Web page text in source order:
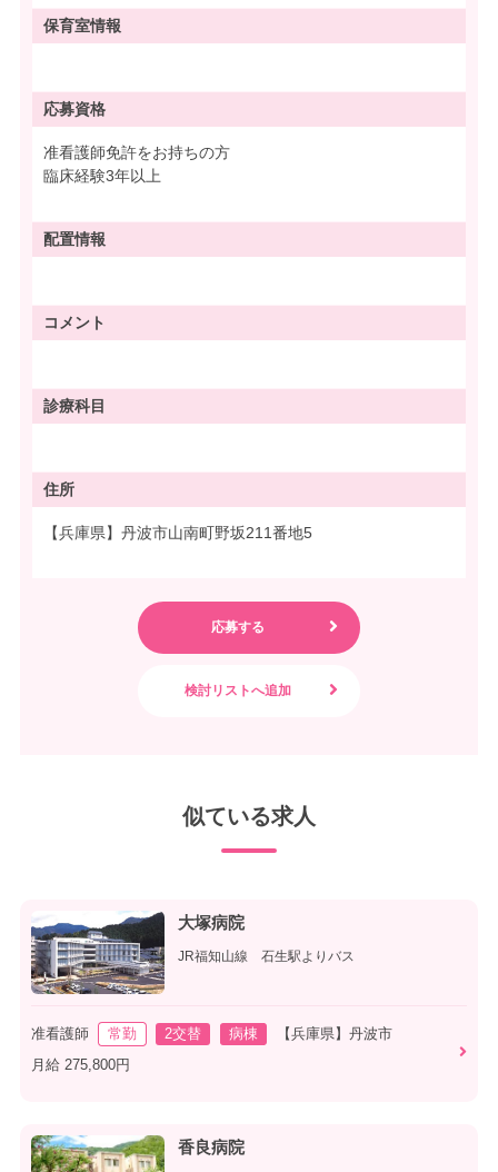
保育室情報
応募資格
准看護師免許をお持ちの方
臨床経験3年以上
配置情報
コメント
診療科目
住所
【兵庫県】丹波市山南町野坂211番地5
似ている求人
大塚病院
JR福知山線 石生駅よりバス
准看護師 常勤 2交替 病棟
【兵庫県】丹波市
月給 275,800円
香良病院